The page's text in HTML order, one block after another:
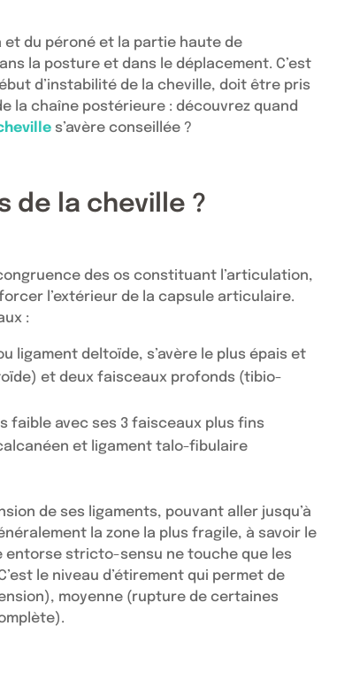
du péroné et la partie haute de
la posture et dans le déplacement. C’est
d’instabilité de la cheville, doit être pris
la chaîne postérieure : découvrez quand
s’avère conseillée ?
de la cheville ?
des os constituant l’articulation,
l’extérieur de la capsule articulaire.
:
ligament deltoïde, s’avère le plus épais et
et deux faisceaux profonds (tibio-
faible avec ses 3 faisceaux plus fins
et ligament talo-fibulaire
de ses ligaments, pouvant aller jusqu’à
la zone la plus fragile, à savoir le
stricto-sensu ne touche que les
le niveau d’étirement qui permet de
moyenne (rupture de certaines